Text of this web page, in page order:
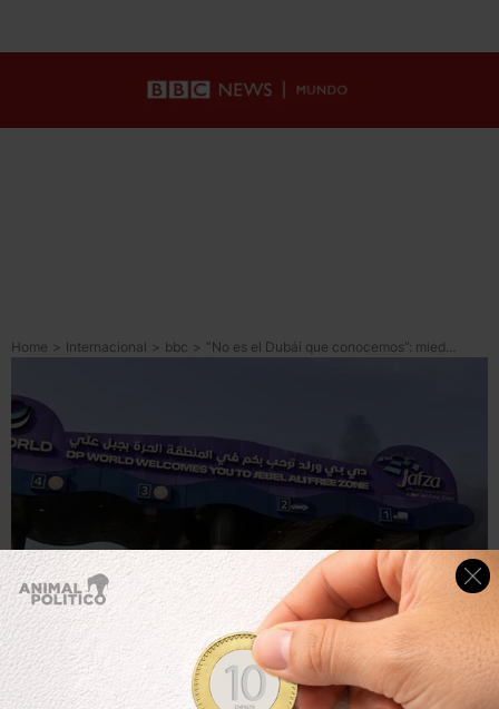
Home > Internacional > bbc >